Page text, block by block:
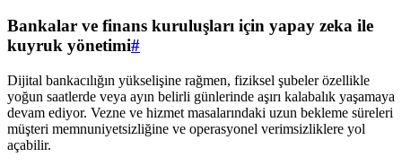
Bankalar ve finans kuruluşları için yapay zeka ile
kuyruk yönetimi#
Dijital bankacılığın yükselişine rağmen, fiziksel şubeler özellikle
yoğun saatlerde veya ayın belirli günlerinde aşırı kalabalık yaşamaya
devam ediyor. Vezne ve hizmet masalarındaki uzun bekleme süreleri
müşteri memnuniyetsizliğine ve operasyonel verimsizliklere yol
açabilir.